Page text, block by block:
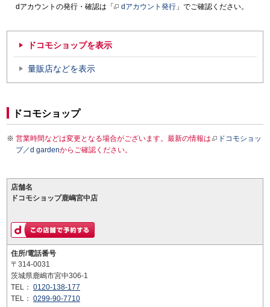
dアカウントの発行・確認は「
dアカウント発行 」でご確認ください。
ドコモショップを表示
量販店などを表示
ドコモショップ
営業時間などは変更となる場合がございます。最新の情報は
ドコモショッ
プ／d gardenからご確認ください。
店舗名
ドコモショップ鹿嶋宮中店
住所/電話番号
〒314-0031
茨城県鹿嶋市宮中306-1
TEL： 0120-138-177
TEL： 0299-90-7710